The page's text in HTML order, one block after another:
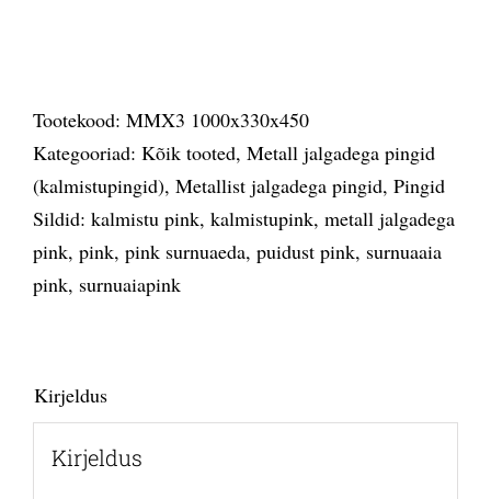
Tootekood: MMX3 1000x330x450
Kategooriad: Kõik tooted, Metall jalgadega pingid
(kalmistupingid), Metallist jalgadega pingid, Pingid
Sildid: kalmistu pink, kalmistupink, metall jalgadega
pink, pink, pink surnuaeda, puidust pink, surnuaaia
pink, surnuaiapink
Kirjeldus
Kirjeldus